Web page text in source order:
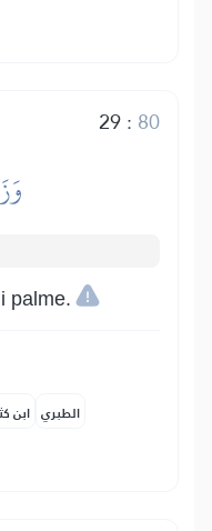
29: 80
palme.
ابن الطبري